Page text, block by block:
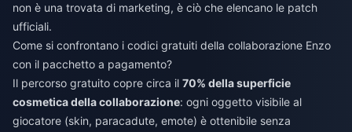
non è una trovata di marketing, è ciò che elencano le patch
ufficiali.
Come si confrontano i codici gratuiti della collaborazione Enzo
con il pacchetto a pagamento?
Il percorso gratuito copre circa il 70% della superficie
cosmetica della collaborazione: ogni oggetto visibile al
giocatore (skin, paracadute, emote) è ottenibile senza